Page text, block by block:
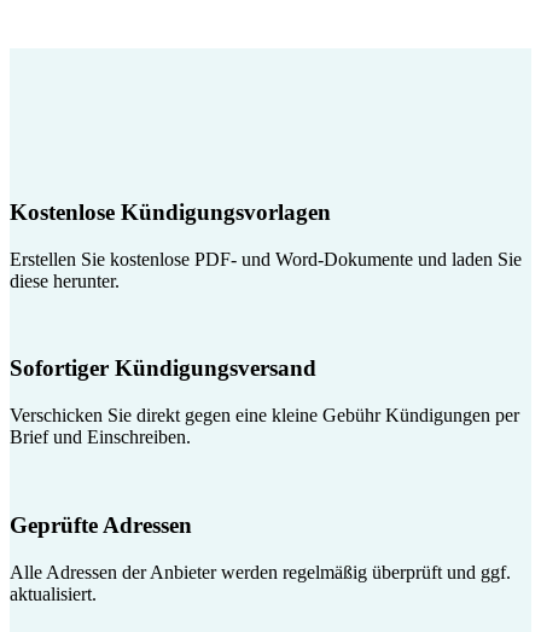
Kostenlose Kündigungsvorlagen
Erstellen Sie kostenlose PDF- und Word-Dokumente und laden Sie
diese herunter.
Sofortiger Kündigungsversand
Verschicken Sie direkt gegen eine kleine Gebühr Kündigungen per
Brief und Einschreiben.
Geprüfte Adressen
Alle Adressen der Anbieter werden regelmäßig überprüft und ggf.
aktualisiert.